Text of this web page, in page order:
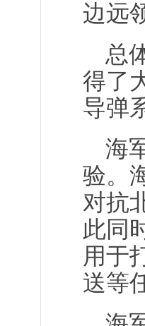
边远
总
得了
导弹
海
验。
对抗
此同
用于
送等